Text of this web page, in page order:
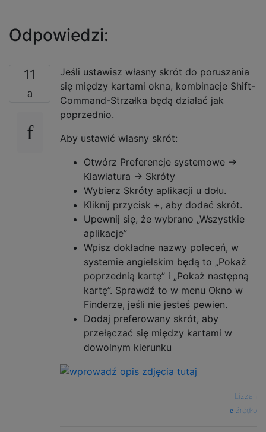
Odpowiedzi:
11
Jeśli ustawisz własny skrót do poruszania
się między kartami okna, kombinacje Shift-
Command-Strzałka będą działać jak
poprzednio.
Aby ustawić własny skrót:
Otwórz Preferencje systemowe ->
Klawiatura -> Skróty
Wybierz Skróty aplikacji u dołu.
Kliknij przycisk +, aby dodać skrót.
Upewnij się, że wybrano „Wszystkie
aplikacje”
Wpisz dokładne nazwy poleceń, w
systemie angielskim będą to „Pokaż
poprzednią kartę” i „Pokaż następną
kartę”. Sprawdź to w menu Okno w
Finderze, jeśli nie jesteś pewien.
Dodaj preferowany skrót, aby
przełączać się między kartami w
dowolnym kierunku
Lizzan
źródło